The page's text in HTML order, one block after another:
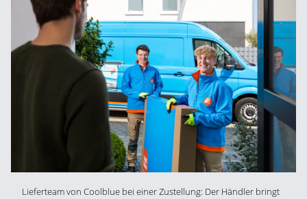
Lieferteam von Coolblue bei einer Zustellung: Der Händler bringt